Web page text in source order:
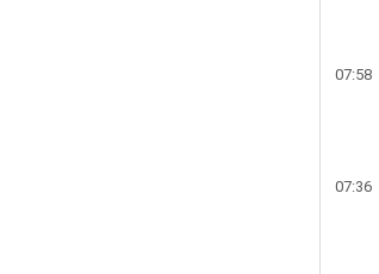
07:58
07:36